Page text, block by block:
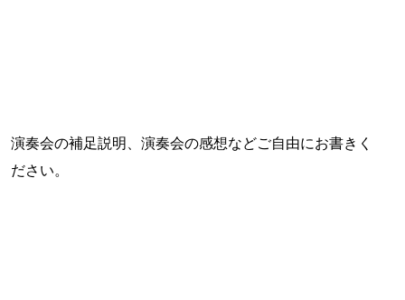
演奏会の補足説明、演奏会の感想などご自由にお書きく
ださい。